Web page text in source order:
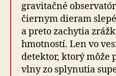
gravitačné
čiernym dieram
a preto zachytia
hmotností. Len vo
detektor, ktorý môže
vlny zo splynutia